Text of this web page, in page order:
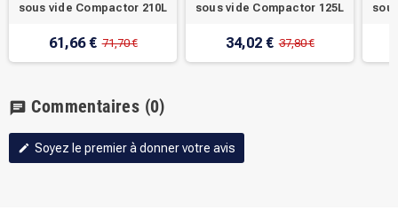
sous vide Compactor 210L
61,66 € 71,70 €
sous vide Compactor 125L
34,02 € 37,80 €
chat Commentaires (0)
edit Soyez le premier à donner votre avis